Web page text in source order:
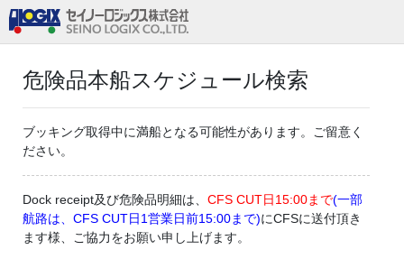
危険品本船スケジュール検索
ブッキング取得中に満船となる可能性があります。ご留意く
ださい。
Dock receipt及び危険品明細は、 CFS CUT日15:00まで(一部
航路は、CFS CUT日1営業日前15:00まで)にCFSに送付頂き
ます様、ご協力をお願い申し上げます。